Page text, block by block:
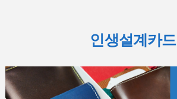
인생설계카드